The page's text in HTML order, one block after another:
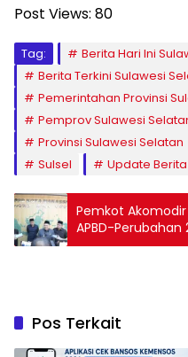
Post Views: 80
Tag:
Berita Hari Ini
Berita Terkini Sulawesi
Pemerintahan Provinsi
Pemprov Sulawesi
Provinsi Sulawesi Selatan
Sulsel
Update
Pemkot Akomodir
APBD-Perubahan
Pos Terkait